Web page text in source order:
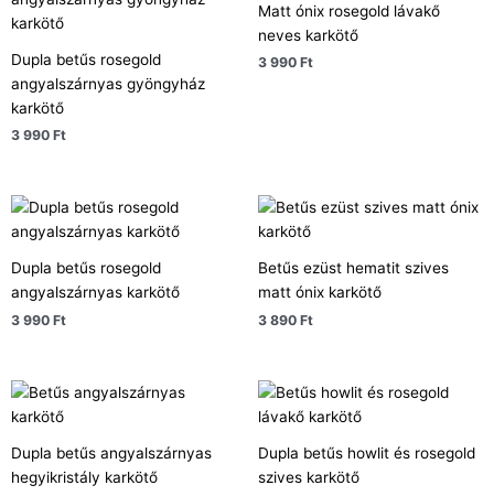
Dupla betűs rosegold
angyalszárnyas gyöngyház
karkötő
3 990 Ft
Matt ónix rosegold lávakő
neves karkötő
3 990 Ft
Dupla betűs rosegold
angyalszárnyas karkötő
3 990 Ft
Betűs ezüst hematit szives
matt ónix karkötő
3 890 Ft
Dupla betűs angyalszárnyas
hegyikristály karkötő
Dupla betűs howlit és rosegold
szives karkötő